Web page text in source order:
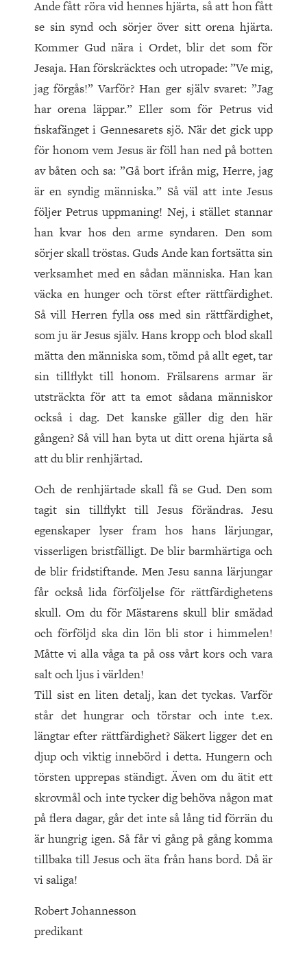
Ande fått röra vid hennes hjärta, så att hon fått
se sin synd och sörjer över sitt orena hjärta.
Kommer Gud nära i Ordet, blir det som för
Jesaja. Han förskräcktes och utropade: ”Ve mig,
jag förgås!” Varför? Han ger själv svaret: ”Jag
har orena läppar.” Eller som för Petrus vid
fiskafänget i Gennesarets sjö. När det gick upp
för honom vem Jesus är föll han ned på botten
av båten och sa: ”Gå bort ifrån mig, Herre, jag
är en syndig människa.” Så väl att inte Jesus
följer Petrus uppmaning! Nej, i stället stannar
han kvar hos den arme syndaren. Den som
sörjer skall tröstas. Guds Ande kan fortsätta sin
verksamhet med en sådan människa. Han kan
väcka en hunger och törst efter rättfärdighet.
Så vill Herren fylla oss med sin rättfärdighet,
som ju är Jesus själv. Hans kropp och blod skall
mätta den människa som, tömd på allt eget, tar
sin tillflykt till honom. Frälsarens armar är
utsträckta för att ta emot sådana människor
också i dag. Det kanske gäller dig den här
gången? Så vill han byta ut ditt orena hjärta så
att du blir renhjärtad.
Och de renhjärtade skall få se Gud. Den som
tagit sin tillflykt till Jesus förändras. Jesu
egenskaper lyser fram hos hans lärjungar,
visserligen bristfälligt. De blir barmhärtiga och
de blir fridstiftande. Men Jesu sanna lärjungar
får också lida förföljelse för rättfärdighetens
skull. Om du för Mästarens skull blir smädad
och förföljd ska din lön bli stor i himmelen!
Måtte vi alla våga ta på oss vårt kors och vara
salt och ljus i världen!
Till sist en liten detalj, kan det tyckas. Varför
står det hungrar och törstar och inte t.ex.
längtar efter rättfärdighet? Säkert ligger det en
djup och viktig innebörd i detta. Hungern och
törsten upprepas ständigt. Även om du ätit ett
skrovmål och inte tycker dig behöva någon mat
på flera dagar, går det inte så lång tid förrän du
är hungrig igen. Så får vi gång på gång komma
tillbaka till Jesus och äta från hans bord. Då är
vi saliga!
Robert Johannesson
predikant